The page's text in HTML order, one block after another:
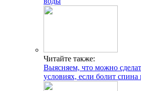
Читайте также:
Выясняем, что можно
условиях, если болит